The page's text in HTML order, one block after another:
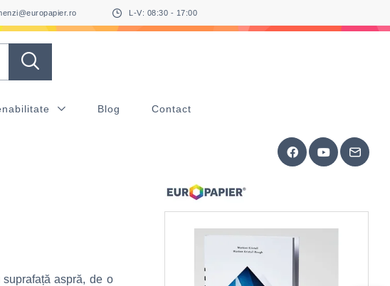
L-V: 08:30 - 17:00
Blog Contact
aspră, de o